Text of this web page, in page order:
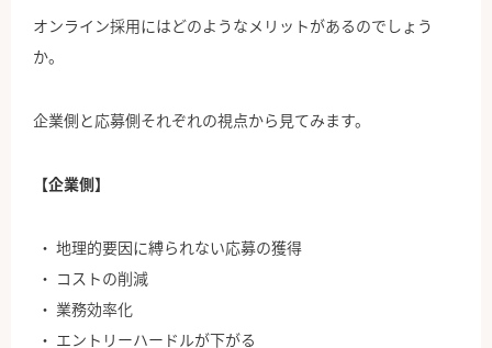
オンライン採用にはどのようなメリットがあるのでしょう
か。
企業側と応募側それぞれの視点から見てみます。
【企業側】
地理的要因に縛られない応募の獲得
コストの削減
業務効率化
エントリーハードルが下がる